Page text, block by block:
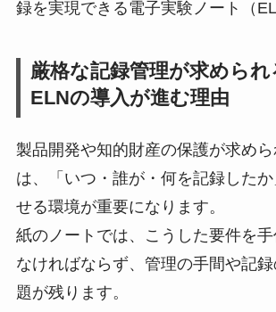
録を実現できる電子実験ノート（
厳格な記録管理が求められ
ELNの導入が進む理由
製品開発や知的財産の保護が求め
は、「いつ・誰が・何を記録した
せる環境が重要になります。
紙のノートでは、こうした要件を
なければならず、管理の手間や記
題が残ります。